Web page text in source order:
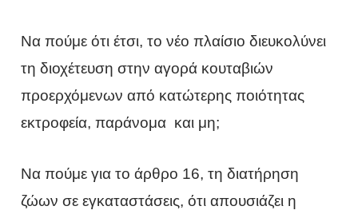
Να πούμε ότι έτσι, το νέο πλαίσιο διευκολύνει
τη διοχέτευση στην αγορά κουταβιών
προερχόμενων από κατώτερης ποιότητας
εκτροφεία, παράνομα και μη;
Να πούμε για το άρθρο 16, τη διατήρηση
ζώων σε εγκαταστάσεις, ότι απουσιάζει η